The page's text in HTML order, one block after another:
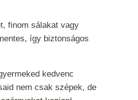
finom sálakat vagy
így biztonságos
kedvenc
nem csak szépek, de